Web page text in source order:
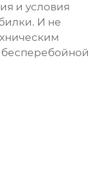
и условия
И не
бесперебойной